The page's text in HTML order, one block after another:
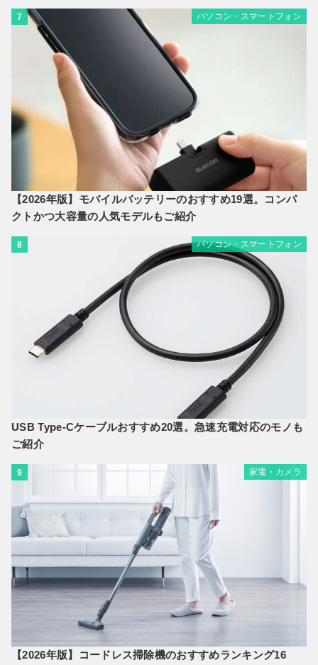
7 パソコン・スマートフォン
【2026年版】モバイルバッテリーのおすすめ19選。コンパ
クトかつ大容量の人気モデルもご紹介
8 パソコン・スマートフォン
USB Type-Cケーブルおすすめ20選。急速充電対応のモノも
ご紹介
9 家電・カメラ
【2026年版】コードレス掃除機のおすすめランキング16